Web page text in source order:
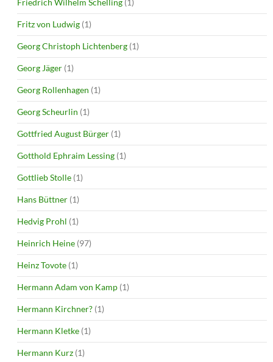
Friedrich Wilhelm Schelling (1)
Fritz von Ludwig (1)
Georg Christoph Lichtenberg (1)
Georg Jäger (1)
Georg Rollenhagen (1)
Georg Scheurlin (1)
Gottfried August Bürger (1)
Gotthold Ephraim Lessing (1)
Gottlieb Stolle (1)
Hans Büttner (1)
Hedvig Prohl (1)
Heinrich Heine (97)
Heinz Tovote (1)
Hermann Adam von Kamp (1)
Hermann Kirchner? (1)
Hermann Kletke (1)
Hermann Kurz (1)